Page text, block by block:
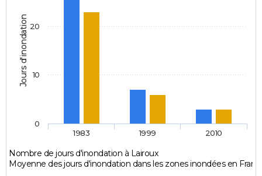
Jours d'inondation
Nombre de jours d'inondation à Lairoux
Moyenne des jours d'inondation dans les zones inondées en
1983 1999 2010
0
10
20